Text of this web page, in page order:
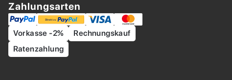
Zahlungsarten
Vorkasse -2%
Rechnungskauf
Ratenzahlung